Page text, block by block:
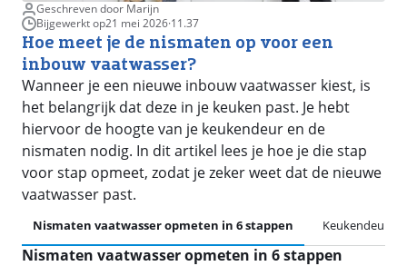
Geschreven door Marijn
Bijgewerkt op21 mei 2026·11.37
Hoe meet je de nismaten op voor een
inbouw vaatwasser?
Wanneer je een nieuwe inbouw vaatwasser kiest, is
het belangrijk dat deze in je keuken past. Je hebt
hiervoor de hoogte van je keukendeur en de
nismaten nodig. In dit artikel lees je hoe je die stap
voor stap opmeet, zodat je zeker weet dat de nieuwe
vaatwasser past.
Nismaten vaatwasser opmeten in 6 stappen Keukendeur
Nismaten vaatwasser opmeten in 6 stappen